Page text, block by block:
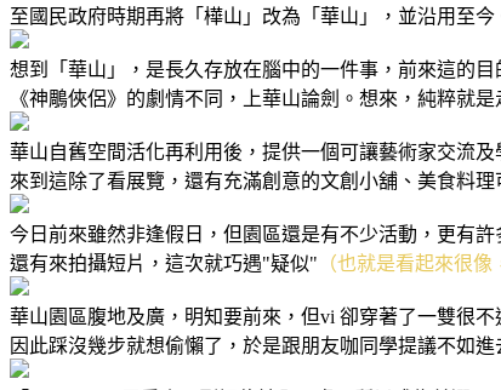
至國民政府時期再將「樺山」改為「華山」，並沿用至今
想到「華山」，是長久存放在腦中的一件事，前來這的
《神鵰俠侶》的劇情不同，上華山論劍。想來，純粹就是
華山自舊空間活化再利用後，提供一個可讓藝術家交流
來到這除了看展覽，還有充滿創意的文創小舖、美食料
今日前來雖然非逢假日，但園區還是有不少活動，更有許
還有來拍攝短片，這次就巧遇"疑似" （也就是看起來很像
華山園區腹地及廣，明知要前來，但vi 卻穿著了一雙很不
因此踩沒幾步就想偷懶了，於是跟朋友咖同學提議不如